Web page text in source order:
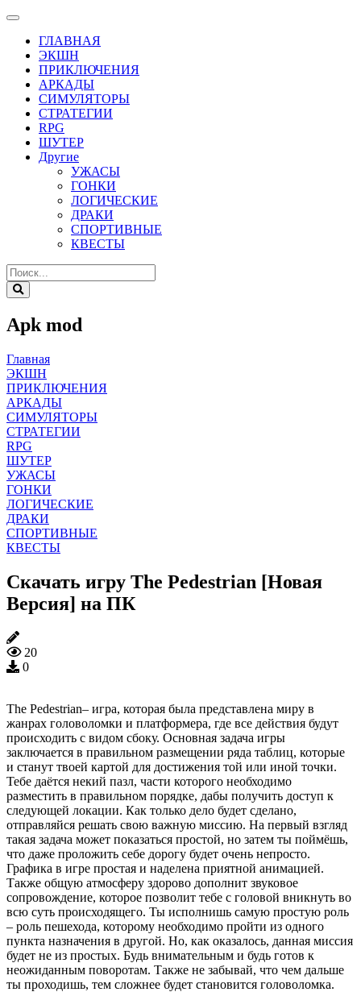
ГЛАВНАЯ
ЭКШН
ПРИКЛЮЧЕНИЯ
АРКАДЫ
СИМУЛЯТОРЫ
СТРАТЕГИИ
RPG
ШУТЕР
Другие
УЖАСЫ
ГОНКИ
ЛОГИЧЕСКИЕ
ДРАКИ
СПОРТИВНЫЕ
КВЕСТЫ
Apk mod
Главная
ЭКШН
ПРИКЛЮЧЕНИЯ
АРКАДЫ
СИМУЛЯТОРЫ
СТРАТЕГИИ
RPG
ШУТЕР
УЖАСЫ
ГОНКИ
ЛОГИЧЕСКИЕ
ДРАКИ
СПОРТИВНЫЕ
КВЕСТЫ
Скачать игру The Pedestrian [Новая
Версия] на ПК
20
0
The Pedestrian– игра, которая была представлена миру в
жанрах головоломки и платформера, где все действия будут
происходить с видом сбоку. Основная задача игры
заключается в правильном размещении ряда таблиц, которые
и станут твоей картой для достижения той или иной точки.
Тебе даётся некий пазл, части которого необходимо
разместить в правильном порядке, дабы получить доступ к
следующей локации. Как только дело будет сделано,
отправляйся решать свою важную миссию. На первый взгляд
такая задача может показаться простой, но затем ты поймёшь,
что даже проложить себе дорогу будет очень непросто.
Графика в игре простая и наделена приятной анимацией.
Также общую атмосферу здорово дополнит звуковое
сопровождение, которое позволит тебе с головой вникнуть во
всю суть происходящего. Ты исполнишь самую простую роль
– роль пешехода, которому необходимо пройти из одного
пункта назначения в другой. Но, как оказалось, данная миссия
будет не из простых. Будь внимательным и будь готов к
неожиданным поворотам. Также не забывай, что чем дальше
ты проходишь, тем сложнее будет становится головоломка.